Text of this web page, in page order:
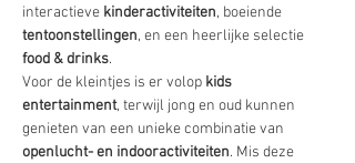
interactieve kinderactiviteiten, boeiende
tentoonstellingen, en een heerlijke selectie
food & drinks.
Voor de kleintjes is er volop kids
entertainment, terwijl jong en oud kunnen
genieten van een unieke combinatie van
openlucht- en indooractiviteiten. Mis deze